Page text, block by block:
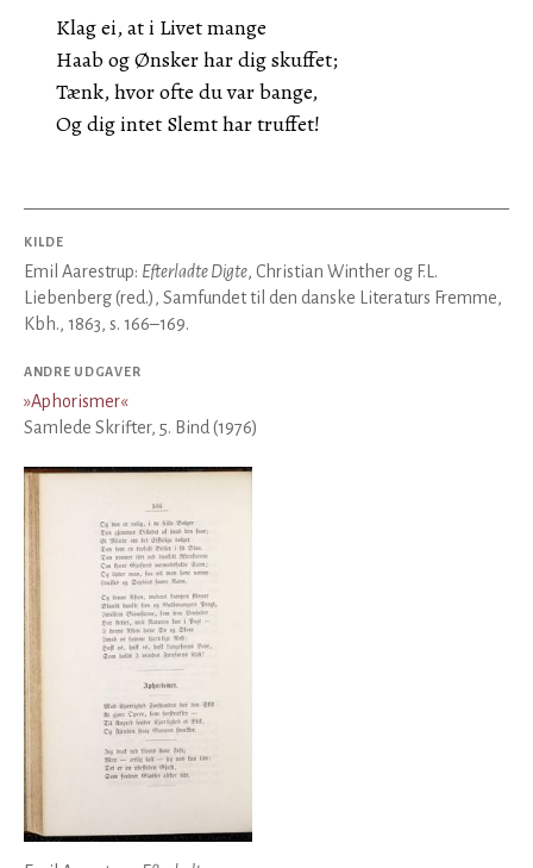
Klag ei, at i Livet mange
Haab og Ønsker har dig skuffet;
Tænk, hvor ofte du var bange,
Og dig intet Slemt har truffet!
KILDE
Emil Aarestrup: Efterladte Digte, Christian Winther og F.L.
Liebenberg (red.), Samfundet til den danske Literaturs Fremme,
Kbh., 1863, s. 166–169.
ANDRE UDGAVER
»Aphorismer«
Samlede Skrifter, 5. Bind (1976)